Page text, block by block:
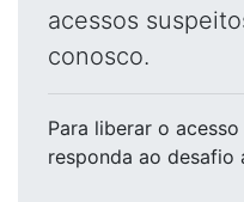
acessos
conosco.
Para liberar o acesso
responda ao desafio